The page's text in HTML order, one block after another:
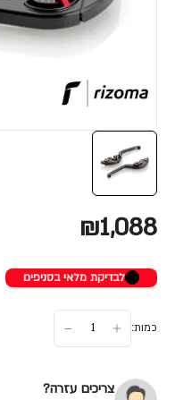
₪1,088
לבדיקת מלאי בסניפים
כמות:
צריכים עזרה?